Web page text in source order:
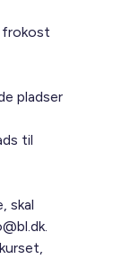
frokost
pladser
til
skal